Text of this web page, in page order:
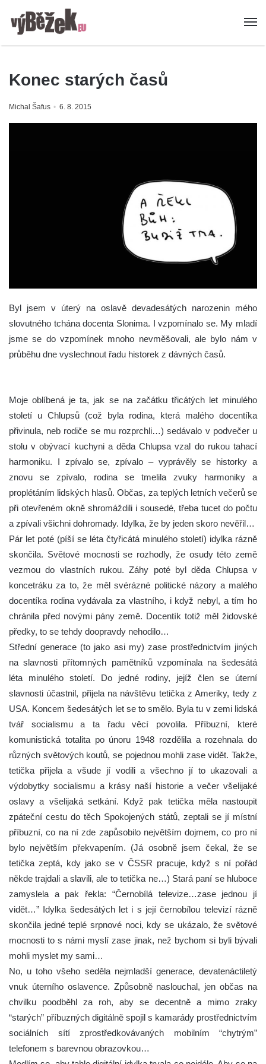
Konec starých časů
Michal Šafus 6. 8. 2015
Byl jsem v úterý na oslavě devadesátých narozenin mého
slovutného tchána docenta Slonima. I vzpomínalo se. My mladí
jsme se do vzpomínek mnoho nevměšovali, ale bylo nám v
průběhu dne vyslechnout řadu historek z dávných časů.
Moje oblíbená je ta, jak se na začátku třicátých let minulého
století u Chlupsů (což byla rodina, která malého docentíka
přivinula, neb rodiče se mu rozprchli…) sedávalo v podvečer u
stolu v obývací kuchyni a děda Chlupsa vzal do rukou tahací
harmoniku. I zpívalo se, zpívalo – vyprávěly se historky a
znovu se zpívalo, rodina se tmelila zvuky harmoniky a
proplétáním lidských hlasů. Občas, za teplých letních večerů se
při otevřeném okně shromáždili i sousedé, třeba tucet do počtu
a zpívali všichni dohromady. Idylka, že by jeden skoro nevěřil…
Pár let poté (píší se léta čtyřicátá minulého století) idylka rázně
skončila. Světové mocnosti se rozhodly, že osudy této země
vezmou do vlastních rukou. Záhy poté byl děda Chlupsa v
koncetráku za to, že měl svérázné politické názory a malého
docentíka rodina vydávala za vlastního, i když nebyl, a tím ho
chránila před novými pány země. Docentík totiž měl židovské
předky, to se tehdy doopravdy nehodilo…
Střední generace (to jako asi my) zase prostřednictvím jiných
na slavnosti přítomných pamětníků vzpomínala na šedesátá
léta minulého století. Do jedné rodiny, jejíž člen se úterní
slavnosti účastnil, přijela na návštěvu tetička z Ameriky, tedy z
USA. Koncem šedesátých let se to smělo. Byla tu v zemi lidská
tvář socialismu a ta řadu věcí povolila. Příbuzní, které
komunistická totalita po únoru 1948 rozdělila a rozehnala do
různých světových koutů, se pojednou mohli zase vidět. Takže,
tetička přijela a všude jí vodili a všechno jí to ukazovali a
výdobytky socialismu a krásy naší historie a večer všelijaké
oslavy a všelijaká setkání. Když pak tetička měla nastoupit
zpáteční cestu do těch Spokojených států, zeptali se jí místní
příbuzní, co na ní zde zapůsobilo největším dojmem, co pro ní
bylo největším překvapením. (Já osobně jsem čekal, že se
tetička zeptá, kdy jako se v ČSSR pracuje, když s ní pořád
někde trajdali a slavili, ale to tetička ne…) Stará paní se hluboce
zamyslela a pak řekla: “Černobílá televize…zase jednou jí
vidět…” Idylka šedesátých let i s její černobílou televizí rázně
skončila jedné teplé srpnové noci, kdy se ukázalo, že světové
mocnosti to s námi myslí zase jinak, než bychom si byli bývali
mohli myslet my sami…
No, u toho všeho seděla nejmladší generace, devatenáctiletý
vnuk úterního oslavence. Způsobně naslouchal, jen občas na
chvilku poodběhl za roh, aby se decentně a mimo zraky
“starých” příbuzných digitálně spojil s kamarády prostřednictvím
sociálních sítí zprostředkovávaných mobilním “chytrým”
telefonem s barevnou obrazovkou…